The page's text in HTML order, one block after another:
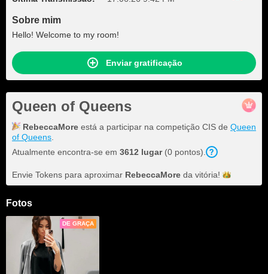
Sobre mim
Hello! Welcome to my room!
Enviar gratificação
Queen of Queens
RebeccaMore está a participar na competição CIS de Queen
of Queens
Atualmente encontra-se em 3612 lugar(0 pontos).
Envie Tokens para aproximar RebeccaMore da vitória!
Fotos
DE GRAÇA